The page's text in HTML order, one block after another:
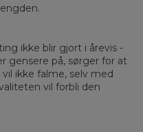
ikke blir gjort i årevis -
gensere på, sørger for at
ikke falme, selv med
vil forbli den